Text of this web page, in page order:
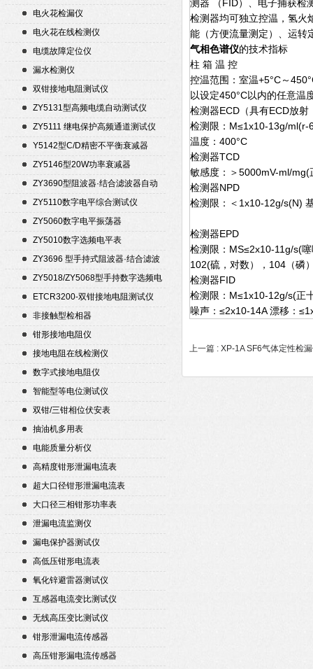
电火花检漏仪
电火花在线检测仪
电缆故障定位仪
漏水检测仪
双钳接地电阻测试仪
ZY5131型高频电缆自动测试仪
ZY5111 继电保护高频通道测试仪
Y5142型C/D精密不平衡衰减器
（50Ω）
ZY5146型20W功率衰减器
ZY3690型阻波器·结合滤波器自动
测试仪
ZY5110数字电平综合测试仪
ZY5060数字电平振荡器
ZY5010数字选频电平表
ZY3696 型手持式阻波器·结合滤波
器自动测试仪
ZY5018/ZY5068型手持数字选频电
平表/电平振荡器
ETCR3200-双钳接地电阻测试仪
非接触型检相器
钳形接地电阻仪
接地电阻在线检测仪
数字式接地电阻仪
智能型等电位测试仪
双钳/三钳相位伏安表
抽油机多用表
电能质量分析仪
高精度钳形泄漏电流表
超大口径钳形泄漏电流表
大口径三相钳形功率表
泄漏电流监测仪
漏电保护器测试仪
高低压钳形电流表
氧化锌避雷器测试仪
互感器电流变比测试仪
无线高压变比测试仪
钳形泄漏电流传感器
高压钳形漏电流传感器
测器 （FID）、电子捕获检
检测器均可独立控温，氢
能（方便流量测定）、运转
气相色谱仪的技术指标
柱 箱 温 控
控温范围：室温+5°C～
以设定450°C以内的任意温
检测器ECD（具有ECD放
检测限：M≤1x10-13g/ml(r-
温度：400°C
检测器
敏感度：＞5000mV-ml/
检测器NPD
检测限：＜1x10-12g/s(N)
检测器
检测限：MS≤2x10-11g/s(
102(硫，对数），104（磷
检测器FID
检测限：M≤1x10-12g/s(正
噪声：≤2x10-14A 漂移：
上一篇 : XP-1A SF6气体定性检